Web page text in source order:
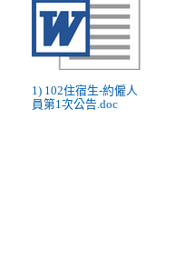
1) 102住宿生-約僱人
員第1次公告.doc